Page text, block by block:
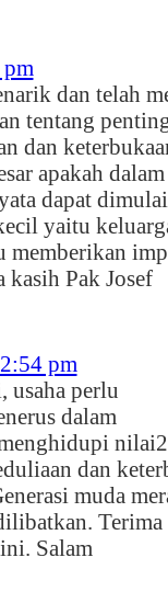
dan telah
tentang
dan
apakah
dapat
yaitu
memberikan
kasih Pak Josef
pm
usaha perlu
dalam
nilai2
dan
muda
Terima
Salam